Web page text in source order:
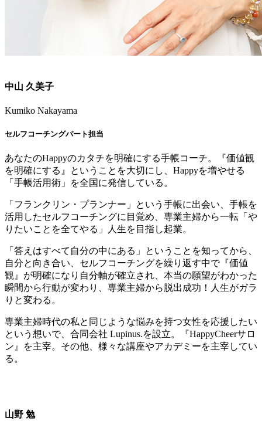
中山 久美子
Kumiko Nakayama
セルフコーチングパート担当
あなたのHappyのカタチを明確にする手帳コーチ。『価値観
を明確にする』ということを大切にし、Happyを増やせる
「手帳活用術」を全国に発信している。
「フランクリン・プランナー」という手帳に出会い、手帳を
活用したセルフコーチングに目覚め、専業主婦から一転「や
りたいことを全てやる」人生を目指し起業。
「答えはすべて自分の中にある」ということを知ってから、
自分と向き合い、セルフコーチングを繰り返す中で『価値
観』が明確になり自分軸が確立され、本当の願望がわかった
瞬間から行動が変わり、専業主婦から脱出成功！人生がガラ
りと変わる。
専業主婦時代の私と同じような悩みを持つ女性を応援したい
という想いで、合同会社 Lupinus.を設立。『HappyCheerサロ
ン』を主宰。その他、様々な講座やアカデミーを主宰してい
る。
山野 勉